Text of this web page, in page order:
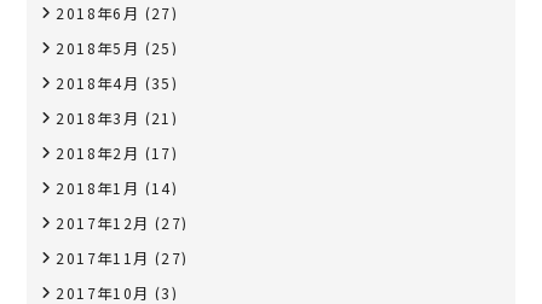
2018年6月 (27)
2018年5月 (25)
2018年4月 (35)
2018年3月 (21)
2018年2月 (17)
2018年1月 (14)
2017年12月 (27)
2017年11月 (27)
2017年10月 (3)